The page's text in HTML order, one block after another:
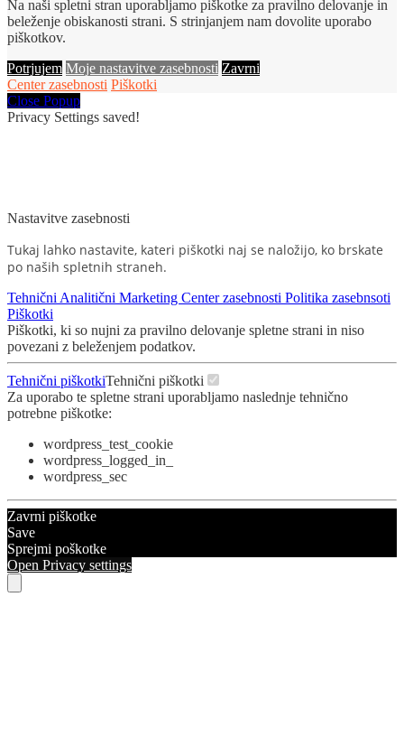
Na naši spletni stran uporabljamo piškotke za pravilno delovanje in
beleženje obiskanosti strani. S strinjanjem nam dovolite uporabo
piškotkov.
Potrjujem Moje nastavitve zasebnosti Zavrni
Center zasebnosti Piškotki
Close Popup
Privacy Settings saved!
Nastavitve zasebnosti
Tukaj lahko nastavite, kateri piškotki naj se naložijo, ko brskate
po naših spletnih straneh.
Tehnični Analitični Marketing Center zasebnosti Politika zasebnsoti
Piškotki
Piškotki, ki so nujni za pravilno delovanje spletne strani in niso
povezani z beleženjem podatkov.
Tehnični piškotkiTehnični piškotki
Za uporabo te spletne strani uporabljamo naslednje tehnično
potrebne piškotke:
wordpress_test_cookie
wordpress_logged_in_
wordpress_sec
Zavrni piškotke
Save
Sprejmi poškotke
Open Privacy settings